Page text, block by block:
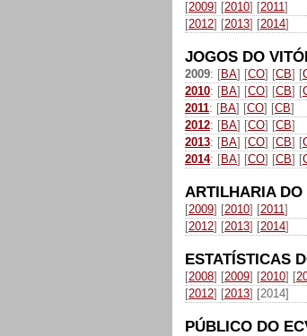
[2009] [2010] [2011]
[2012] [2013] [2014]
JOGOS DO
2009: [BA] [CO] [CB] [
2010: [BA] [CO] [CB] [
2011: [BA] [CO] [CB]
2012: [BA] [CO] [CB]
2013: [BA] [CO] [CB] [
2014: [BA] [CO] [CB] [
ARTILHARIA DO
[2009] [2010] [2011]
[2012] [2013] [2014]
ESTATÍSTICAS
[2008] [2009] [2010] [
[2012] [2013] [2014]
PÚBLICO DO